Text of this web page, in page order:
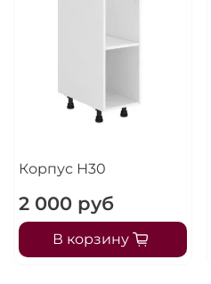
Корпус Н30
2 000 руб
В корзину